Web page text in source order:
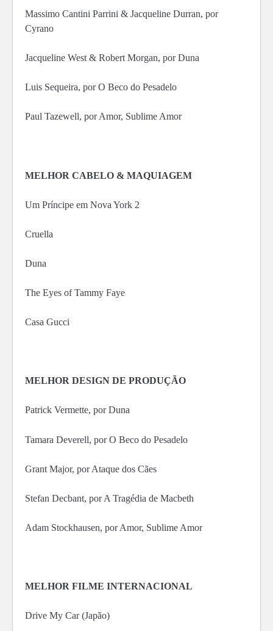
Massimo Cantini Parrini & Jacqueline Durran, por
Cyrano
Jacqueline West & Robert Morgan, por Duna
Luis Sequeira, por O Beco do Pesadelo
Paul Tazewell, por Amor, Sublime Amor
MELHOR CABELO & MAQUIAGEM
Um Príncipe em Nova York 2
Cruella
Duna
The Eyes of Tammy Faye
Casa Gucci
MELHOR DESIGN DE PRODUÇÃO
Patrick Vermette, por Duna
Tamara Deverell, por O Beco do Pesadelo
Grant Major, por Ataque dos Cães
Stefan Decbant, por A Tragédia de Macbeth
Adam Stockhausen, por Amor, Sublime Amor
MELHOR FILME INTERNACIONAL
Drive My Car (Japão)